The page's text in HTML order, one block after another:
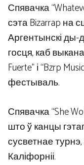
Спявачка
сэта Bizarrap на
Аргентынскі ды-
госця, каб
Fuerte” і “Bzrp
фестываль.
Спявачка “She
што ў канцы
сусветнае
Каліфорніі.